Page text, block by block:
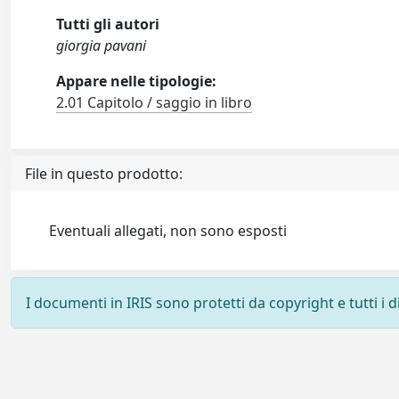
Tutti gli autori
giorgia pavani
Appare nelle tipologie:
2.01 Capitolo / saggio in libro
File in questo prodotto:
Eventuali allegati, non sono esposti
I documenti in IRIS sono protetti da copyright e tutti i